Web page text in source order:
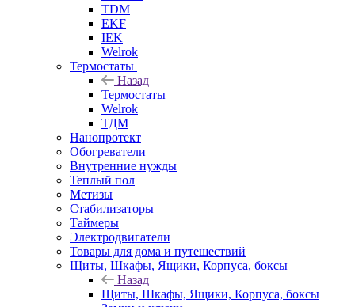
TDM
EKF
IEK
Welrok
Термостаты
Назад
Термостаты
Welrok
ТДМ
Нанопротект
Обогреватели
Внутренние нужды
Теплый пол
Метизы
Стабилизаторы
Таймеры
Электродвигатели
Товары для дома и путешествий
Щиты, Шкафы, Ящики, Корпуса, боксы
Назад
Щиты, Шкафы, Ящики, Корпуса, боксы